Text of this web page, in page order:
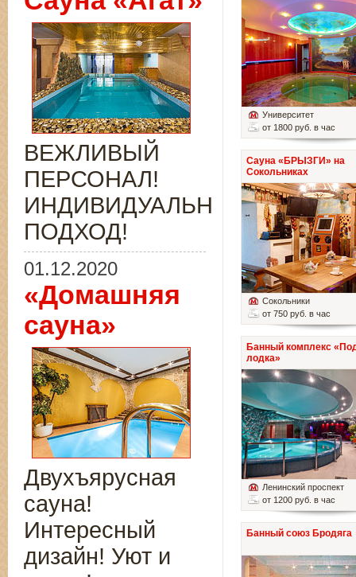
Университет
от 1800 руб. в час
Сауна «БРЫЗГИ» на
Сокольниках
Сокольники
от 750 руб. в час
Банный комплекс
лодка»
Ленинский проспект
от 1200 руб. в час
Банный союз Бродяга
ВЕЖЛИВЫЙ
ПЕРСОНАЛ!
ИНДИВИДУАЛЬНЫЙ
ПОДХОД!
01.12.2020
«Домашняя
сауна»
Двухъярусная
сауна!
Интересный
дизайн! Уют и